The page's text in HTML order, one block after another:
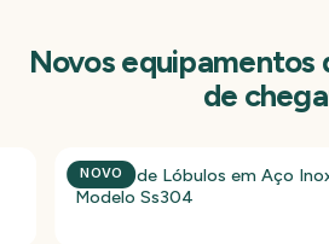
Novos equipamentos
de
NOVO
Bomba de Lóbulos em Aço
Modelo Ss304